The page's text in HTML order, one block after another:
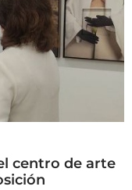
centro de arte